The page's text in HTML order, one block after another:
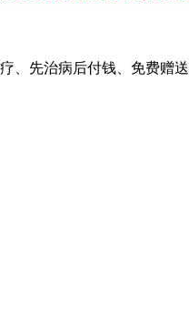
、先治病后付钱、免费